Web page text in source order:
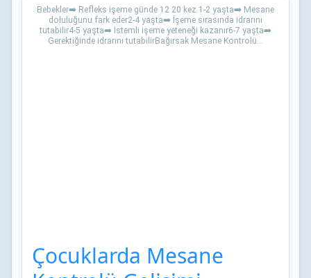
Bebekler➡️ Refleks işeme günde 12 20 kez 1-2 yaşta➡️ Mesane
doluluğunu fark eder2-4 yaşta➡️ İşeme sırasında idrarını
tutabilir4-5 yaşta➡️ İstemli işeme yeteneği kazanır6-7 yaşta➡️
Gerektiğinde idrarını tutabilirBağırsak Mesane Kontrolü...
Çocuklarda Mesane